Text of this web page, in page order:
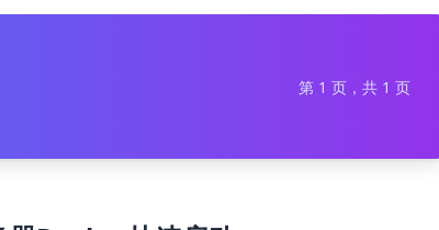
11 os sklearn pip
第 1 页，共 1 页